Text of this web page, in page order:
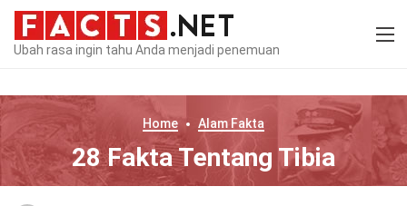
Ubah rasa ingin tahu Anda menjadi penemuan
Home Alam Fakta
28 Fakta Tentang Tibia